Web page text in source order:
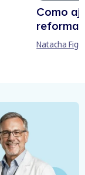
Como
reforma
Natacha